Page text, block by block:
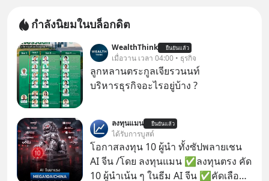
กำลังนิยมในบล็อกดิต
WealthThink ยืนยันแล้ว
เมื่อวาน เวลา 04:00 • ธุรกิจ
ลูกหลานตระกูลเจียรวนนท์
บริหารธุรกิจอะไรอยู่บ้าง ?
ลงทุนแมน ยืนยันแล้ว
ได้รับการบูสต์
โอกาสลงทุน 10 ผู้นำ ทั้งซัปพลายเชน
AI จีน /โดย ลงทุนแมน ✅ลงทุนตรง คัด
10 ผู้นำเน้น ๆ ในธีม AI จีน ✅คัดเลือก